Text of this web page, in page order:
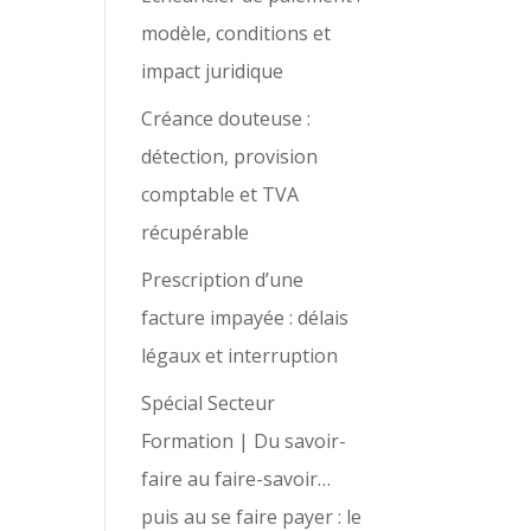
modèle, conditions et
impact juridique
Créance douteuse :
détection, provision
comptable et TVA
récupérable
Prescription d’une
facture impayée : délais
légaux et interruption
Spécial Secteur
Formation | Du savoir-
faire au faire-savoir…
puis au se faire payer : le